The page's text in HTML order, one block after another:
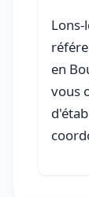
en
vous